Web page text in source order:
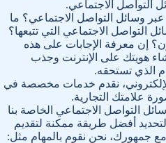
الاجتماعي.
وسائل التواصل الاجتماعي؟ ما
التواصل الاجتماعي التي تتبعها؟
إن معرفة الإجابات على هذه
هويتك على الإنترنت وجذب
الذي تستحقه.
نقدم خدمات مخصصة في
علامتك التجارية.
التواصل الاجتماعي الخاصة بنا
أفضل طريقة ممكنة لتقديم
مع جمهورك، نحن نقوم بالمهام مثل: